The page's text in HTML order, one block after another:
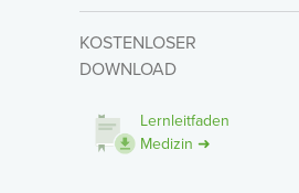
KOSTENLOSER
DOWNLOAD
Lernleitfaden
Medizin ➜